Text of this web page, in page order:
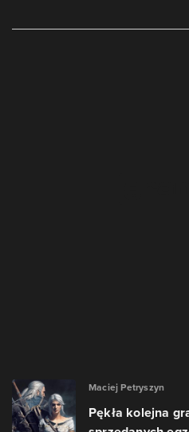
Maciej Petryszyn
Pękła kolejna